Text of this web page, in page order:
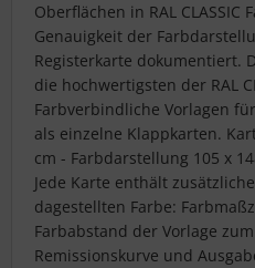
Oberflächen in RAL CLASSIC
Genauigkeit der
Registerkarte dokumentiert.
die hochwertigsten der RAL
Farbverbindliche Vorlagen für
als einzelne Klappkarten.
cm - Farbdarstellung 105 x
Jede Karte enthält
dagestellten Farbe:
Farbabstand der Vorlage
Remissionskurve und